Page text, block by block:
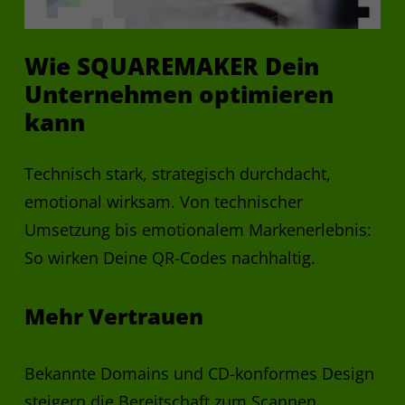
Wie SQUAREMAKER Dein
Unternehmen optimieren
kann
Technisch stark, strategisch durchdacht,
emotional wirksam. Von technischer
Umsetzung bis emotionalem Markenerlebnis:
So wirken Deine QR-Codes nachhaltig.
Mehr Vertrauen
Bekannte Domains und CD-konformes Design
Laufzeit
Bis Zweckerreichung, danach
Zweck
zu Marketing- und Vertriebszwecken.
Erfasst werden pseudonymisierte
Daten wie gekürzte IP-Adressen,
Unternehmenszuordnung,
Seitenaufrufe und Interaktionen;
keine Identifikation einzelner
Einwilligung (Art. 6 Abs. 1 lit. a
DSGVO) oder berechtigtes Interesse
cookieloser Nutzung. Speicherung